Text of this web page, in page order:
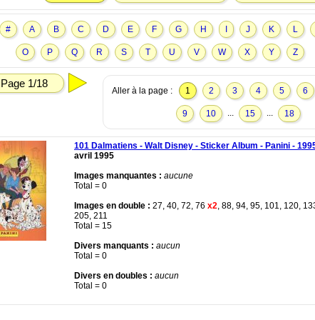
# A B C D E F G H J K L
O P Q R S T U V W X Y Z
Page 1/18
Aller à la page : 1 2 3 4 5 6
9 10 ... 15 ... 18
101 Dalmatiens - Walt Disney - Sticker Album - Panini -
avril 1995
Images manquantes : aucune
Total = 0
Images en double : 27, 40, 72, 76 x2, 88, 94, 95, 101, 120,
205, 211
Total = 15
Divers manquants : aucun
Total = 0
Divers en doubles : aucun
Total = 0